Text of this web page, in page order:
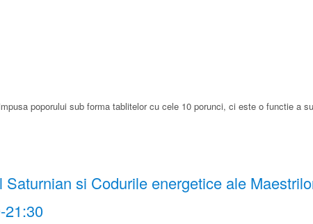
poporului sub forma tablitelor cu cele 10 porunci, ci este o functie a
si Codurile energetice ale
21:30